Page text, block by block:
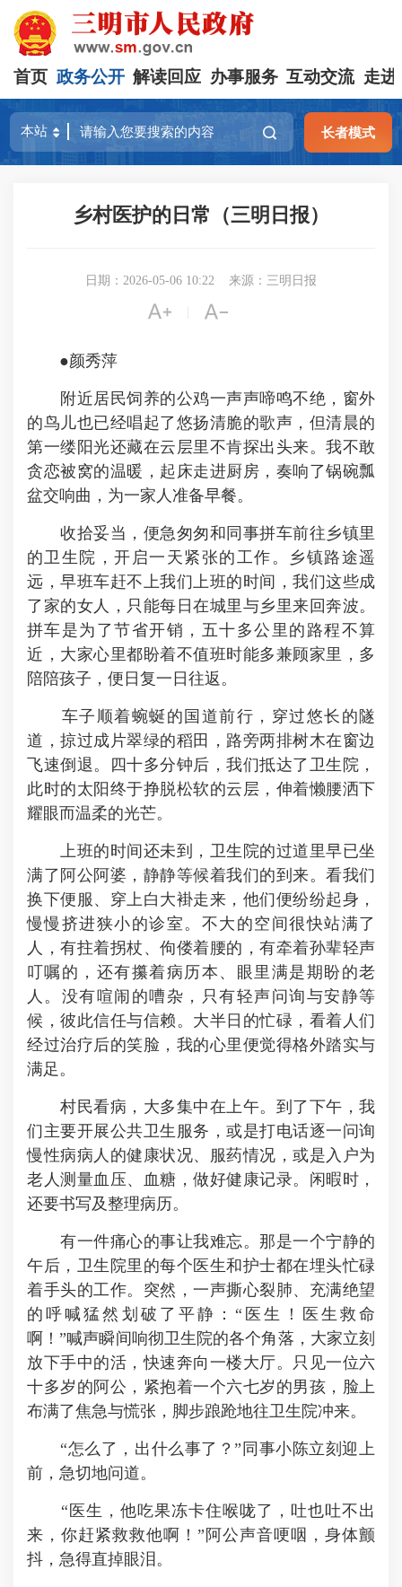
首页 政务公开 解读回应 办事服务 互动交流 走进
长者模式
乡村医护的日常（三明日报）
日期：2026-05-06 10:22 来源：三明日报
 
●颜秀萍
附近居民饲养的公鸡一声声啼鸣不绝，窗外
的鸟儿也已经唱起了悠扬清脆的歌声，但清晨的
第一缕阳光还藏在云层里不肯探出头来。我不敢
贪恋被窝的温暖，起床走进厨房，奏响了锅碗瓢
盆交响曲，为一家人准备早餐。
收拾妥当，便急匆匆和同事拼车前往乡镇里
的卫生院，开启一天紧张的工作。乡镇路途遥
远，早班车赶不上我们上班的时间，我们这些成
了家的女人，只能每日在城里与乡里来回奔波。
拼车是为了节省开销，五十多公里的路程不算
近，大家心里都盼着不值班时能多兼顾家里，多
陪陪孩子，便日复一日往返。
车子顺着蜿蜒的国道前行，穿过悠长的隧
道，掠过成片翠绿的稻田，路旁两排树木在窗边
飞速倒退。四十多分钟后，我们抵达了卫生院，
此时的太阳终于挣脱松软的云层，伸着懒腰洒下
耀眼而温柔的光芒。
上班的时间还未到，卫生院的过道里早已坐
满了阿公阿婆，静静等候着我们的到来。看我们
换下便服、穿上白大褂走来，他们便纷纷起身，
慢慢挤进狭小的诊室。不大的空间很快站满了
人，有拄着拐杖、佝偻着腰的，有牵着孙辈轻声
叮嘱的，还有攥着病历本、眼里满是期盼的老
人。没有喧闹的嘈杂，只有轻声问询与安静等
候，彼此信任与信赖。大半日的忙碌，看着人们
经过治疗后的笑脸，我的心里便觉得格外踏实与
满足。
村民看病，大多集中在上午。到了下午，我
们主要开展公共卫生服务，或是打电话逐一问询
慢性病病人的健康状况、服药情况，或是入户为
老人测量血压、血糖，做好健康记录。闲暇时，
还要书写及整理病历。
有一件痛心的事让我难忘。那是一个宁静的
午后，卫生院里的每个医生和护士都在埋头忙碌
着手头的工作。突然，一声撕心裂肺、充满绝望
的呼喊猛然划破了平静：“医生！医生救命
啊！”喊声瞬间响彻卫生院的各个角落，大家立刻
放下手中的活，快速奔向一楼大厅。只见一位六
十多岁的阿公，紧抱着一个六七岁的男孩，脸上
布满了焦急与慌张，脚步踉跄地往卫生院冲来。
“怎么了，出什么事了？”同事小陈立刻迎上
前，急切地问道。
“医生，他吃果冻卡住喉咙了，吐也吐不出
来，你赶紧救救他啊！”阿公声音哽咽，身体颤
抖，急得直掉眼泪。